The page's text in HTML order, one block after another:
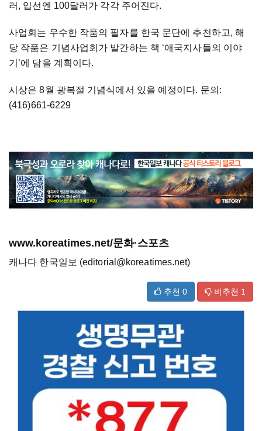
러, 입선엔 100달러가 각각 주어진다.
사업회는 우수한 작품의 필자를 한국 문단에 추천하고, 해
당 작품은 기념사업회가 발간하는 책 ‘애국지사들의 이야
기’에 담을 계획이다.
시상은 8월 광복절 기념식에서 있을 예정이다. 문의:
(416)661-6229
www.koreatimes.net/문화·스포츠
캐나다 한국일보 (editorial@koreatimes.net)
추천 0 비추천 1